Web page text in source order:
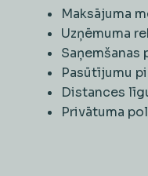
Maksājuma
Uzņēmuma
Saņemšanas
Pasūtījumu
Distances
Privātuma